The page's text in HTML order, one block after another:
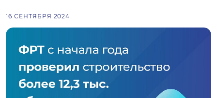
16 СЕНТЯБРЯ 2024